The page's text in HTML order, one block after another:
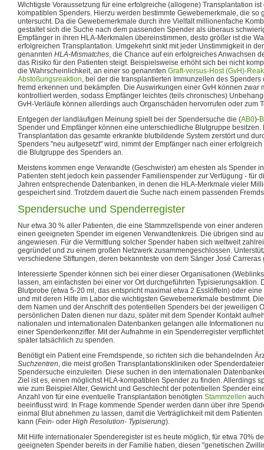
Wichtigste Voraussetzung für eine erfolgreiche (allogene) Transplantation
kompatiblen Spenders. Hierzu werden bestimmte Gewebemerkmale, die so
untersucht. Da die Gewebemerkmale durch ihre Vielfalt millionenfache
gestaltet sich die Suche nach dem passenden Spender als überaus
Empfänger in ihren HLA-Merkmalen übereinstimmen, desto größer ist die
erfolgreichen Transplantation. Umgekehrt sinkt mit jeder Unstimmigkeit in
genannten HLA-Mismatches, die Chance auf ein erfolgreiches Anwachsen
das Risiko für den Patienten steigt. Beispielsweise erhöht sich bei nicht
die Wahrscheinlichkeit, an einer so genannten Graft-versus-Host (GvH)-
Abstoßungsreaktion, bei der die transplantierten Immunzellen des
fremd erkennen und bekämpfen. Die Auswirkungen einer GvH können zwar
kontrolliert werden, sodass Empfänger leichtes (teils chronisches)
GvH-Verläufe können allerdings auch Organschäden hervorrufen oder zum
Entgegen der landläufigen Meinung spielt bei der Spendersuche die (AB0)-
Spender und Empfänger können eine unterschiedliche Blutgruppe besitzen.
Transplantation das gesamte erkrankte blutbildende System zerstört und
Spenders "neu aufgesetzt" wird, nimmt der Empfänger nach einer
die Blutgruppe des Spenders an.
Meistens kommen enge Verwandte (Geschwister) am ehesten als Spender
Patienten steht jedoch kein passender Familienspender zur Verfügung - für
Jahren entsprechende Datenbanken, in denen die HLA-Merkmale vieler
gespeichert sind. Trotzdem dauert die Suche nach einem passenden
Spendersuche und Spenderregister
Nur etwa 30 % aller Patienten, die eine Stammzellspende von einer
einen geeigneten Spender im eigenen Verwandtenkreis. Die übrigen sind
angewiesen. Für die Vermittlung solcher Spender haben sich weltweit
gegründet und zu einem großen Netzwerk zusammengeschlossen.
verschiedene Stiftungen, deren bekannteste von dem Sänger José Carreras
Interessierte Spender können sich bei einer dieser Organisationen
lassen, am einfachsten bei einer vor Ort durchgeführten Typisierungsaktion.
Blutprobe (etwa 5-20 ml, das entspricht maximal etwa 2 Esslöffeln) oder
und mit deren Hilfe im Labor die wichtigsten Gewebemerkmale bestimmt.
dem Namen und der Anschrift des potentiellen Spenders bei der jeweiligen
persönlichen Daten dienen nur dazu, später mit dem Spender Kontakt
nationalen und internationalen Datenbanken gelangen alle Informationen
einer Spenderkennziffer. Mit der Aufnahme in ein Spenderregister
später tatsächlich zu spenden.
Benötigt ein Patient eine Fremdspende, so richten sich die behandelnden
Suchzentren, die meist großen Transplantationskliniken oder
Spendersuche einzuleiten. Diese suchen in den internationalen
Ziel ist es, einen möglichst HLA-kompatiblen Spender zu finden. Allerdings
wie zum Beispiel Alter, Gewicht und Geschlecht der potentiellen Spender
Anzahl von für eine eventuelle Transplantation benötigten Stammzellen
beeinflusst wird. In Frage kommende Spender werden dann über ihre
einmal Blut abnehmen zu lassen, damit die Verträglichkeit mit dem
kann (Fein- oder High Resolution- Typisierung).
Mit Hilfe internationaler Spenderegister ist es heute möglich, für etwa 70%
geeigneten Spender bereits in der Familie haben, diesen "genetischen